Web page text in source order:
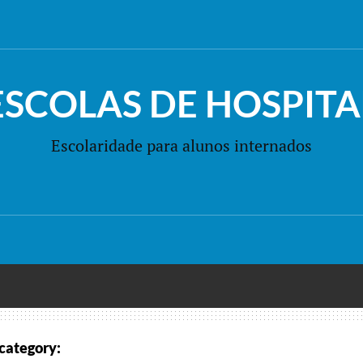
DE
Escolaridade para alunos internados